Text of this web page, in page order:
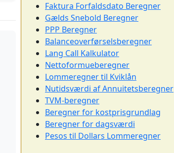
Faktura Forfaldsdato Beregner
Gælds Snebold Beregner
PPP Beregner
Balanceoverførselsberegner
Lang Call Kalkulator
Nettoformueberegner
Lommeregner til Kviklån
Nutidsværdi af Annuitetsberegner
TVM-beregner
Beregner for kostprisgrundlag
Beregner for dagsværdi
Pesos til Dollars Lommeregner